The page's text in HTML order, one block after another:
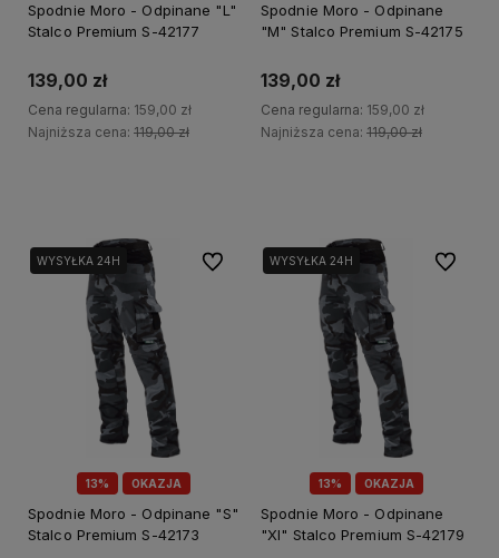
Spodnie Moro - Odpinane "L"
Stalco Premium S-42177
139,00 zł
Cena regularna: 159,00 zł
Najniższa cena: 119,00 zł
Spodnie Moro - Odpinane
"M" Stalco Premium S-42175
139,00 zł
Cena regularna: 159,00 zł
Najniższa cena: 119,00 zł
13% OKAZJA
WYSYŁKA 24H
Spodnie Moro - Odpinane "S"
Stalco Premium S-42173
Do ulubionych
13% OKAZJA
WYSYŁKA 24H
Spodnie Moro - Odpinane
"Xl" Stalco Premium S-42179
Do